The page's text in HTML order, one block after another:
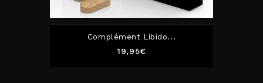
Complément Libido...
19,95€Prix